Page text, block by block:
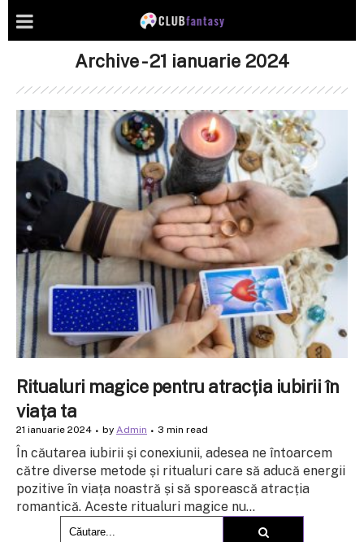
Archive - 21 ianuarie 2024
Ritualuri magice pentru atracția iubirii în
viața ta
21 ianuarie 2024 by Admin 3 min read
În căutarea iubirii și conexiunii, adesea ne întoarcem
către diverse metode și ritualuri care să aducă energii
pozitive în viața noastră și să sporească atracția
romantică. Aceste ritualuri magice nu...